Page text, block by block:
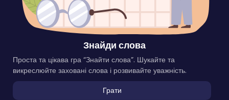
Знайди слова
Проста та цікава гра “Знайти слова”. Шукайте та
викреслюйте заховані слова і розвивайте уважність.
Грати